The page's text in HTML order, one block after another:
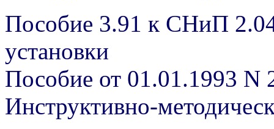
Пособие 3.91 к СНиП
установки
Пособие от 01.01.1993 N
Инструктивно-